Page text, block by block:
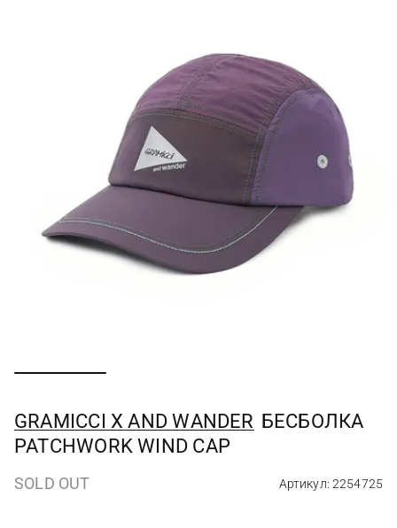
GRAMICCI X AND WANDER БЕСБОЛКА
PATCHWORK WIND CAP
SOLD OUT Артикул: 2254725